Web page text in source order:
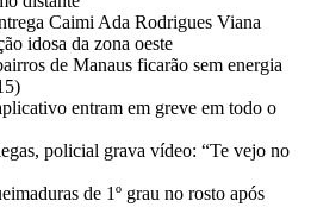
Caimi Ada Rodrigues Viana
idosa da zona oeste
de Manaus ficarão sem energia
entram em greve em todo o
policial grava vídeo: “Te vejo no
de 1º grau no rosto após